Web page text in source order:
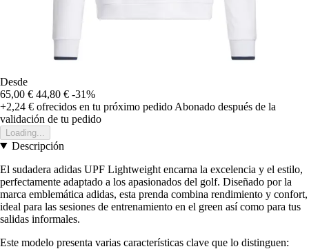
Desde
65,00 € 44,80 € -31%
+2,24 € ofrecidos en tu próximo pedido Abonado después de la
validación de tu pedido
Loading...
Descripción
El sudadera adidas UPF Lightweight encarna la excelencia y el estilo,
perfectamente adaptado a los apasionados del golf. Diseñado por la
marca emblemática adidas, esta prenda combina rendimiento y confort,
ideal para las sesiones de entrenamiento en el green así como para tus
salidas informales.
Este modelo presenta varias características clave que lo distinguen: